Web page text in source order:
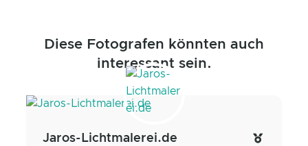
Diese Fotografen könnten auch
interessant sein.
Jaros-Lichtmalerei.de